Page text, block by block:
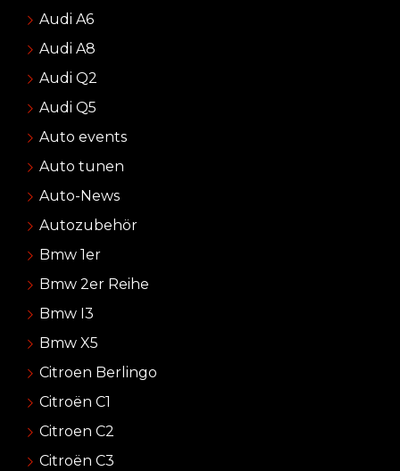
Audi A6
Audi A8
Audi Q2
Audi Q5
Auto events
Auto tunen
Auto-News
Autozubehör
Bmw 1er
Bmw 2er Reihe
Bmw I3
Bmw X5
Citroen Berlingo
Citroën C1
Citroen C2
Citroën C3